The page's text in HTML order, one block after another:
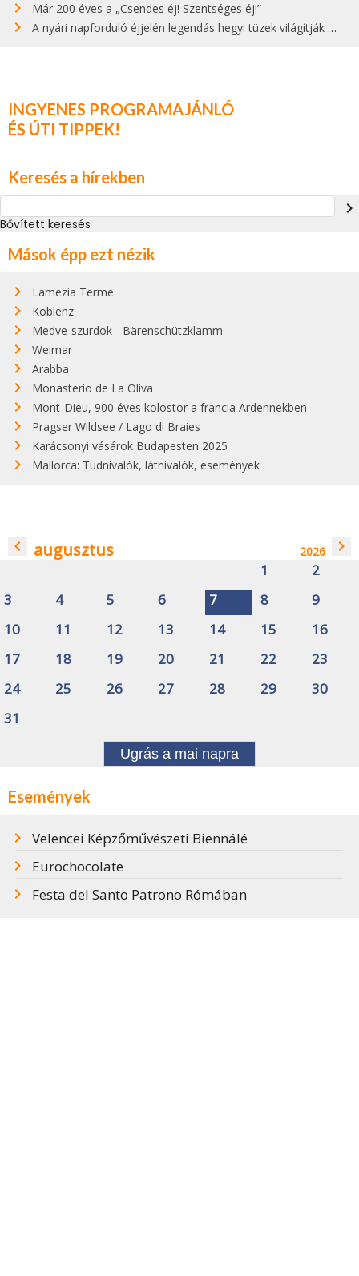
Már 200 éves a „Csendes éj! Szentséges éj!”
A nyári napforduló éjjelén legendás hegyi tüzek világítják meg Zugspitzét
INGYENES PROGRAMAJÁNLÓ
ÉS ÚTI TIPPEK!
Keresés a hírekben
navigate_next
Bővített keresés
Mások épp ezt nézik
Lamezia Terme
Koblenz
Medve-szurdok - Bärenschützklamm
Weimar
Arabba
Monasterio de La Oliva
Mont-Dieu, 900 éves kolostor a francia Ardennekben
Pragser Wildsee / Lago di Braies
Karácsonyi vásárok Budapesten 2025
Mallorca: Tudnivalók, látnivalók, események
navigate_before augusztus 2026 navigate_next
1
2
3
4 5 6 7 8
9
10
11 12 13 14 15
16
17
18 19 20 21 22
23
24
25 26 27 28 29
30
31
Ugrás a mai napra
Események
Velencei Képzőművészeti Biennálé
Eurochocolate
Festa del Santo Patrono Rómában